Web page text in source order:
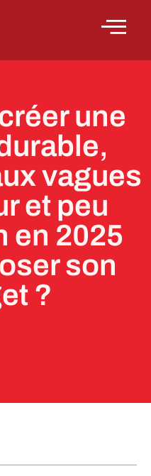
une
vagues
et peu
en 2025
son
?